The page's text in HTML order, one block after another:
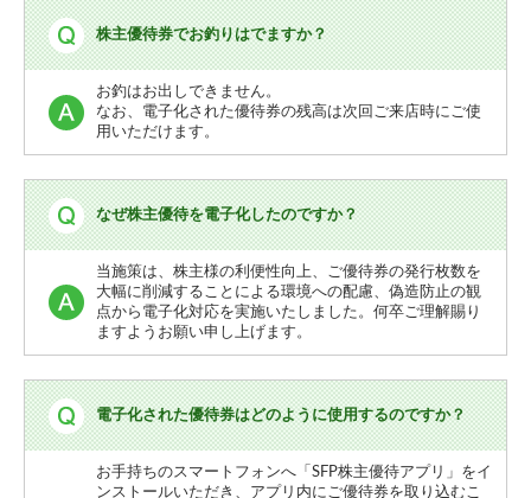
株主優待券でお釣りはでますか？
お釣はお出しできません。
なお、電子化された優待券の残高は次回ご来店時にご使
用いただけます。
なぜ株主優待を電子化したのですか？
当施策は、株主様の利便性向上、ご優待券の発行枚数を
大幅に削減することによる環境への配慮、偽造防止の観
点から電子化対応を実施いたしました。何卒ご理解賜り
ますようお願い申し上げます。
電子化された優待券はどのように使用するのですか？
お手持ちのスマートフォンへ「SFP株主優待アプリ」をイ
ンストールいただき、アプリ内にご優待券を取り込むこ